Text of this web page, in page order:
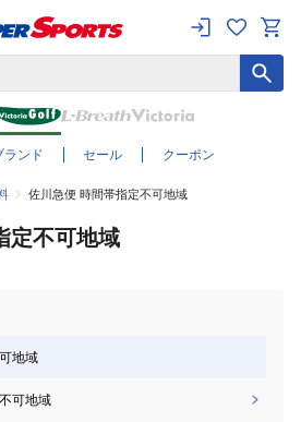
ランド セール クーポン
佐川急便 時間帯指定不可地域
定不可地域
地域
可地域